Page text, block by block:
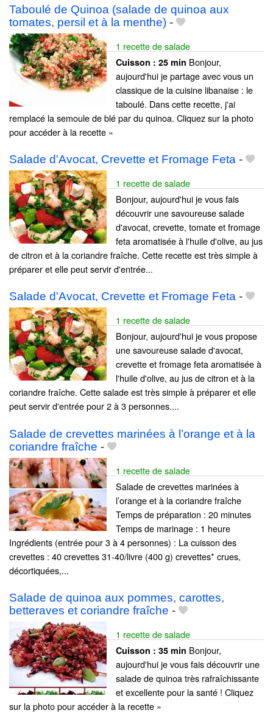
Taboulé de Quinoa (salade de quinoa aux
tomates, persil et à la menthe) -
1 recette de salade
Cuisson : 25 min Bonjour,
aujourd'hui je partage avec vous un
classique de la cuisine libanaise : le
taboulé. Dans cette recette, j'ai
remplacé la semoule de blé par du quinoa. Cliquez sur la photo
pour accéder à la recette »
Salade d'Avocat, Crevette et Fromage Feta -
1 recette de salade
Bonjour, aujourd'hui je vous fais
découvrir une savoureuse salade
d'avocat, crevette, tomate et fromage
feta aromatisée à l'huile d'olive, au jus
de citron et à la coriandre fraîche. Cette recette est très simple à
préparer et elle peut servir d'entrée...
Salade d'Avocat, Crevette et Fromage Feta -
1 recette de salade
Bonjour, aujourd'hui je vous propose
une savoureuse salade d'avocat,
crevette et fromage feta aromatisée à
l'huile d'olive, au jus de citron et à la
coriandre fraîche. Cette salade est très simple à préparer et elle
peut servir d'entrée pour 2 à 3 personnes....
Salade de crevettes marinées à l’orange et à la
coriandre fraîche -
1 recette de salade
Salade de crevettes marinées à
l’orange et à la coriandre fraîche
Temps de préparation : 20 minutes
Temps de marinage : 1 heure
Ingrédients (entrée pour 3 à 4 personnes) : La cuisson des
crevettes : 40 crevettes 31-40/livre (400 g) crevettes* crues,
décortiquées,...
Salade de quinoa aux pommes, carottes,
betteraves et coriandre fraîche -
1 recette de salade
Cuisson : 35 min Bonjour,
aujourd'hui je vous fais découvrir une
salade de quinoa très rafraîchissante
et excellente pour la santé ! Cliquez
sur la photo pour accéder à la recette »